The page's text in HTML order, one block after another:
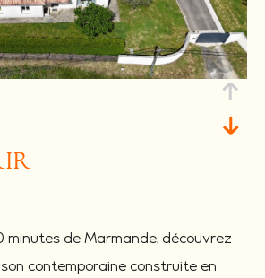
minutes de Marmande, découvrez
contemporaine construite en